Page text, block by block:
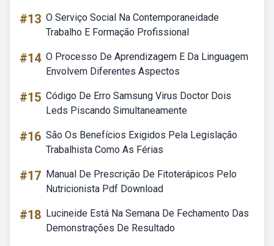
#13 O Serviço Social Na Contemporaneidade
Trabalho E Formação Profissional
#14 O Processo De Aprendizagem E Da Linguagem
Envolvem Diferentes Aspectos
#15 Código De Erro Samsung Virus Doctor Dois
Leds Piscando Simultaneamente
#16 São Os Benefícios Exigidos Pela Legislação
Trabalhista Como As Férias
#17 Manual De Prescrição De Fitoterápicos Pelo
Nutricionista Pdf Download
#18 Lucineide Está Na Semana De Fechamento Das
Demonstrações De Resultado